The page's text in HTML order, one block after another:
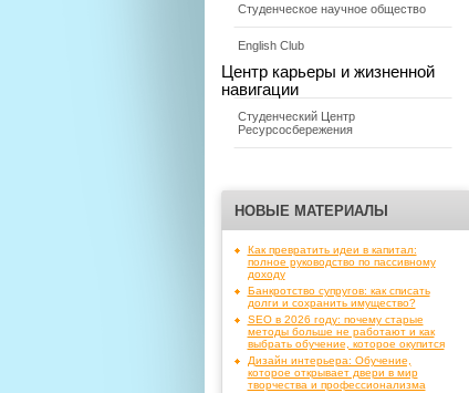
Студенческое научное общество
English Club
Центр карьеры и жизненной
навигации
Студенческий Центр
Ресурсосбережения
НОВЫЕ МАТЕРИАЛЫ
Как превратить идеи в капитал:
полное руководство по пассивному
доходу
Банкротство супругов: как списать
долги и сохранить имущество?
SEO в 2026 году: почему старые
методы больше не работают и как
выбрать обучение, которое окупится
Дизайн интерьера: Обучение,
которое открывает двери в мир
творчества и профессионализма